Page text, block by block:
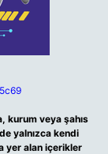
kurum veya şahıs
yalnızca kendi
yer alan içerikler